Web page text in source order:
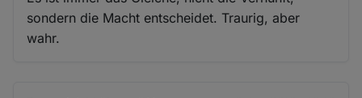
sondern die Macht entscheidet. Traurig, aber
wahr.